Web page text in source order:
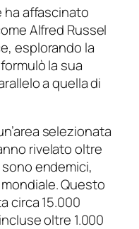
ha affascinato
Alfred Russel
esplorando la
la sua
a quella di
selezionata
rivelato oltre
endemici,
Questo
circa 15.000
oltre 1.000